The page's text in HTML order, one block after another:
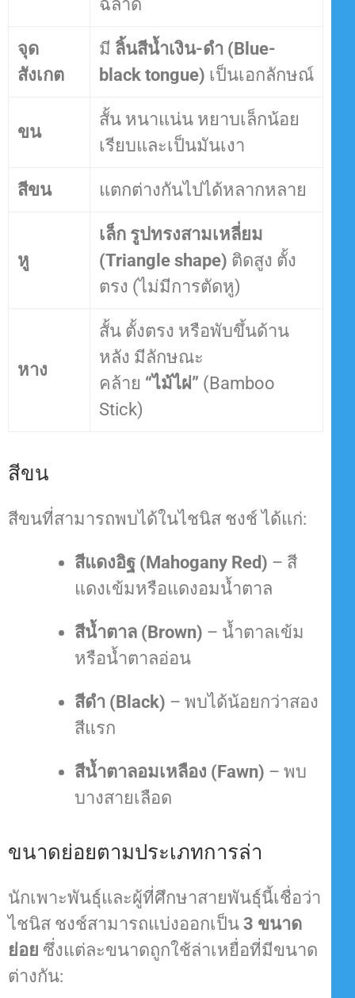
ฉลาด
จุด
สังเกต
มี ลิ้นสีน้ำเงิน-ดำ (Blue-
black tongue) เป็นเอกลักษณ์
ขน
สั้น หนาแน่น หยาบเล็กน้อย
เรียบและเป็นมันเงา
สีขน แตกต่างกันไปได้หลากหลาย
หู
เล็ก รูปทรงสามเหลี่ยม
(Triangle shape) ติดสูง ตั้ง
ตรง (ไม่มีการตัดหู)
หาง
สั้น ตั้งตรง หรือพับขึ้นด้าน
หลัง มีลักษณะ
คล้าย “ไม้ไผ่” (Bamboo
Stick)
สีขน
สีขนที่สามารถพบได้ในไชนิส ชงช์ ได้แก่:
สีแดงอิฐ (Mahogany Red) – สี
แดงเข้มหรือแดงอมน้ำตาล
สีน้ำตาล (Brown) – น้ำตาลเข้ม
หรือน้ำตาลอ่อน
สีดำ (Black) – พบได้น้อยกว่าสอง
สีแรก
สีน้ำตาลอมเหลือง (Fawn) – พบ
บางสายเลือด
ขนาดย่อยตามประเภทการล่า
นักเพาะพันธุ์และผู้ที่ศึกษาสายพันธุ์นี้เชื่อว่า
ไชนิส ชงช์สามารถแบ่งออกเป็น 3 ขนาด
ย่อย ซึ่งแต่ละขนาดถูกใช้ล่าเหยื่อที่มีขนาด
ต่างกัน: